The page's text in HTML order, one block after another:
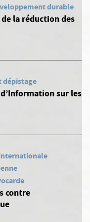
durable
la réduction des
dépistage
sur les
contre